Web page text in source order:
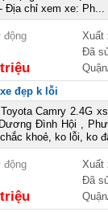
Địa chỉ xem xe: Ph...
động Xuất
Đã
đẹp k lỗi
Camry 2.4G
Đình Hội ,
khoẻ, ko lỗi, ko
động Xuất
Đã